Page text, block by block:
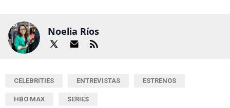
Noelia Ríos
CELEBRITIES ENTREVISTAS ESTRENOS
HBO MAX SERIES